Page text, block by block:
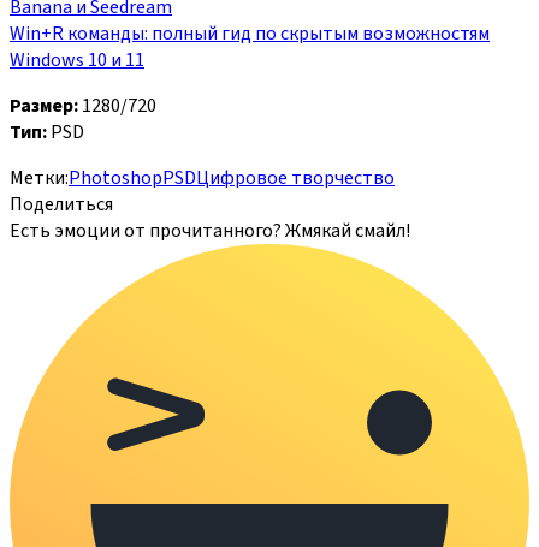
Banana и Seedream
Win+R команды: полный гид по скрытым возможностям
Windows 10 и 11
Размер:1280/720
Тип:PSD
Метки:PhotoshopPSDЦифровое творчество
Поделиться
Есть эмоции от прочитанного? Жмякай смайл!